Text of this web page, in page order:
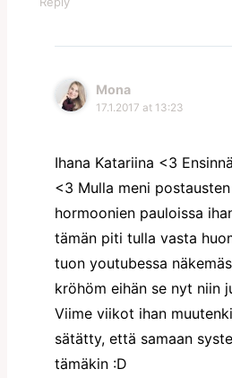
Mona
17.1.2017 at 13:23
Ihana Katariina <3
<3 Mulla meni
hormoonien pauloissa
tämän piti tulla vasta
tuon youtubessa
kröhöm eihän se nyt niin
Viime viikot ihan
sätätty, että samaan
tämäkin :D